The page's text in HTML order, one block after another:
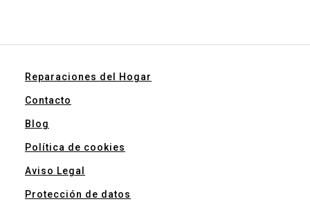
Reparaciones del Hogar
Contacto
Blog
Política de cookies
Aviso Legal
Protección de datos